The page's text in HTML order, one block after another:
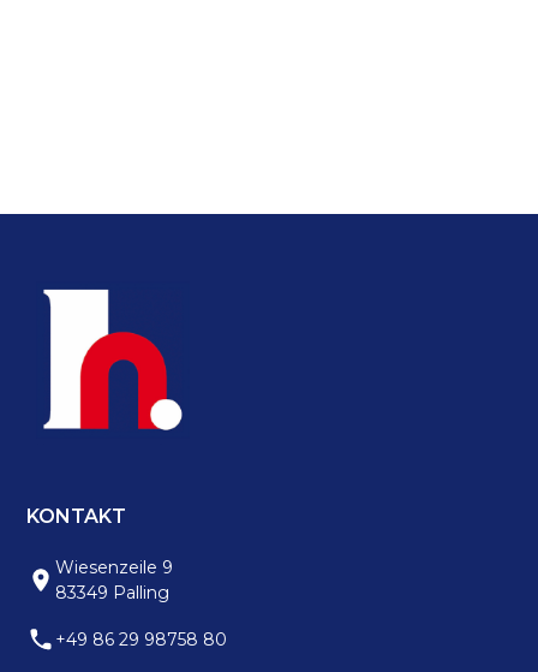
KONTAKT
Wiesenzeile 9
83349 Palling
+49 86 29 98758 80